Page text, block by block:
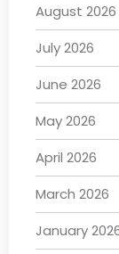
August 2026
July 2026
June 2026
May 2026
April 2026
March 2026
January